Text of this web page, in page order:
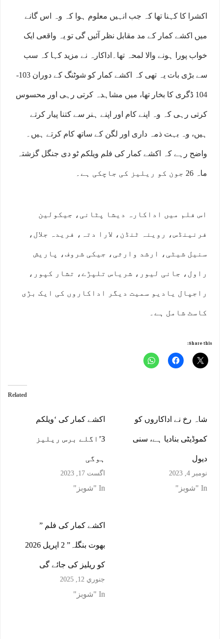
اکشرا کا کہنا تھا کہ جب انہیں معلوم ہوا کہ وہ اس گانے
میں اکشے کمار کے مد مقابل نظر آئیں گی تو یہ واقعی ایک
خواب پورا ہونے والا لمحہ تھا۔اداکارہ نے مزید کہا کہ سب
سے بڑی بات یہ تھی کہ اکشے کمار کو شوٹنگ کے دوران 103-
104 ڈگری کا بخار تھا، میں مشاہدہ کرتی رہی اور محسوس
کرتی رہی کہ وہ اپنے کام اور اپنے ہنر سے کتنا پیار کرتے
ہیں، وہ بہت ذمہ داری اور لگن کے ساتھ کام کرتے ہیں۔
واضح رہے کہ اکشے کمار کی فلم ویلکم ٹو دی جنگل گزشتہ
ماہ 26 جون کو ریلیز کی جاچکی ہے۔
اس فلم میں اداکارہ دیشا پٹانی، جیکولین
فرنینڈس، روینہ ٹنڈن، لارا دتہ، فریدہ جلال،
سنیل شیٹی، ارشد وارثی، جیکی شروف، پاریش
راول، جانی لیور، شریاس تلپڑے، تشار کپور،
راجپال یادیو سمیت دیگر اداکاروں کی ایک بڑی
کاسٹ شامل ہے۔
Share this:
Related
اکشے کمار کی ‘ویلکم
3’اگلے برس ریلیز
ہوگی
اگست 17, 2023
In "شوبز"
شاہ رخ نے اداکاروں کو
کموڈیٹی بنادیا ہے، سنی
دیول
نومبر 4, 2023
In "شوبز"
اکشے کمار کی فلم ”
بھوت بنگلہ” 2 اپریل 2026
کو ریلیز کی جائے گی
جنوري 12, 2025
In "شوبز"